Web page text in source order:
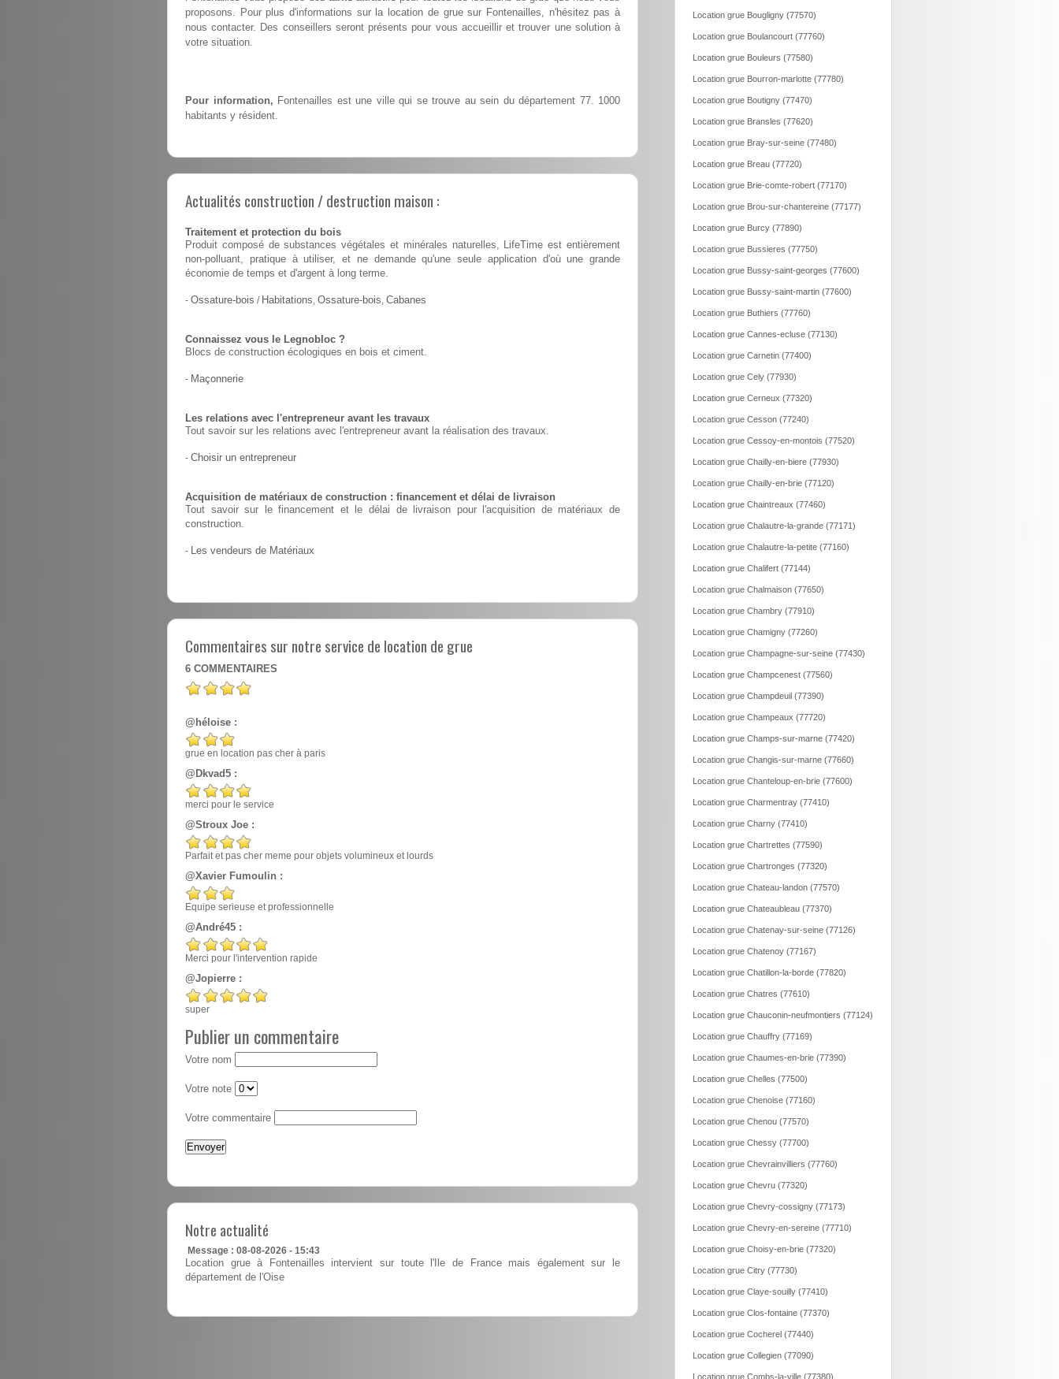
proposons. Pour plus d'informations sur la location de grue sur Fontenailles, n'hésitez pas à
nous contacter. Des conseillers seront présents pour vous accueillir et trouver une solution à
votre situation.
Pour information, Fontenailles est une ville qui se trouve au sein du département 77. 1000
habitants y résident.
Actualités construction / destruction maison :
Traitement et protection du bois
Produit composé de substances végétales et minérales naturelles, LifeTime est entièrement
non-polluant, pratique à utiliser, et ne demande qu'une seule application d'où une grande
économie de temps et d'argent à long terme.
- Ossature-bois / Habitations, Ossature-bois, Cabanes
Connaissez vous le Legnobloc ?
Blocs de construction écologiques en bois et ciment.
- Maçonnerie
Les relations avec l'entrepreneur avant les travaux
Tout savoir sur les relations avec l'entrepreneur avant la réalisation des travaux.
- Choisir un entrepreneur
Acquisition de matériaux de construction : financement et délai de livraison
Tout savoir sur le financement et le délai de livraison pour l'acquisition de matériaux de
construction.
- Les vendeurs de Matériaux
Commentaires sur notre service de location de grue
6 COMMENTAIRES
@héloise :
grue en location pas cher à paris
@Dkvad5 :
merci pour le service
@Stroux Joe :
Parfait et pas cher meme pour objets volumineux et lourds
@Xavier Fumoulin :
Equipe serieuse et professionnelle
@André45 :
Merci pour l'intervention rapide
@Jopierre :
super
Publier un commentaire
Votre nom
Votre note
Votre commentaire
Notre actualité
Message : 08-08-2026 - 15:43
Location grue à Fontenailles intervient sur toute l'Ile de France mais également sur le
département de l'Oise
Location grue Bougligny (77570)
Location grue Boulancourt (77760)
Location grue Bouleurs (77580)
Location grue Bourron-marlotte (77780)
Location grue Boutigny (77470)
Location grue Bransles (77620)
Location grue Bray-sur-seine (77480)
Location grue Breau (77720)
Location grue Brie-comte-robert (77170)
Location grue Brou-sur-chantereine (77177)
Location grue Burcy (77890)
Location grue Bussieres (77750)
Location grue Bussy-saint-georges (77600)
Location grue Bussy-saint-martin (77600)
Location grue Buthiers (77760)
Location grue Cannes-ecluse (77130)
Location grue Carnetin (77400)
Location grue Cely (77930)
Location grue Cerneux (77320)
Location grue Cesson (77240)
Location grue Cessoy-en-montois (77520)
Location grue Chailly-en-biere (77930)
Location grue Chailly-en-brie (77120)
Location grue Chaintreaux (77460)
Location grue Chalautre-la-grande (77171)
Location grue Chalautre-la-petite (77160)
Location grue Chalifert (77144)
Location grue Chalmaison (77650)
Location grue Chambry (77910)
Location grue Chamigny (77260)
Location grue Champagne-sur-seine (77430)
Location grue Champcenest (77560)
Location grue Champdeuil (77390)
Location grue Champeaux (77720)
Location grue Champs-sur-marne (77420)
Location grue Changis-sur-marne (77660)
Location grue Chanteloup-en-brie (77600)
Location grue Charmentray (77410)
Location grue Charny (77410)
Location grue Chartrettes (77590)
Location grue Chartronges (77320)
Location grue Chateau-landon (77570)
Location grue Chateaubleau (77370)
Location grue Chatenay-sur-seine (77126)
Location grue Chatenoy (77167)
Location grue Chatillon-la-borde (77820)
Location grue Chatres (77610)
Location grue Chauconin-neufmontiers (77124)
Location grue Chauffry (77169)
Location grue Chaumes-en-brie (77390)
Location grue Chelles (77500)
Location grue Chenoise (77160)
Location grue Chenou (77570)
Location grue Chessy (77700)
Location grue Chevrainvilliers (77760)
Location grue Chevru (77320)
Location grue Chevry-cossigny (77173)
Location grue Chevry-en-sereine (77710)
Location grue Choisy-en-brie (77320)
Location grue Citry (77730)
Location grue Claye-souilly (77410)
Location grue Clos-fontaine (77370)
Location grue Cocherel (77440)
Location grue Collegien (77090)
Location grue Combs-la-ville (77380)